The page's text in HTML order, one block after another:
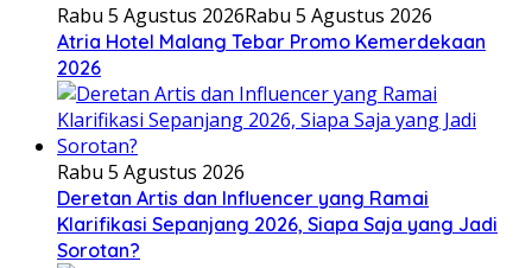
Rabu 5 Agustus 2026Rabu 5 Agustus 2026
Atria Hotel Malang Tebar Promo Kemerdekaan
2026
Rabu 5 Agustus 2026
Deretan Artis dan Influencer yang Ramai
Klarifikasi Sepanjang 2026, Siapa Saja yang Jadi
Sorotan?